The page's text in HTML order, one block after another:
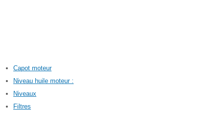
Capot moteur
Niveau huile moteur :
Niveaux
Filtres